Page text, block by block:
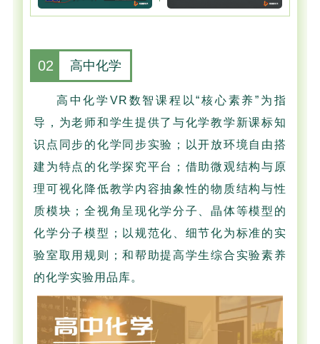
02 高中化学
高中化学VR数智课程以“核心素养”为指
导，为老师和学生提供了与化学教学新课标知
识点同步的化学同步实验；以开放环境自由搭
建为特点的化学探究平台；借助微观结构与原
理可视化降低教学内容抽象性的物质结构与性
质模块；全视角呈现化学分子、晶体等模型的
化学分子模型；以规范化、细节化为标准的实
验室取用规则；和帮助提高学生综合实验素养
的化学实验用品库。